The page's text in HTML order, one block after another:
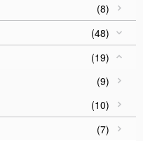
(8)
(48)
(19)
(9)
(10)
(7)